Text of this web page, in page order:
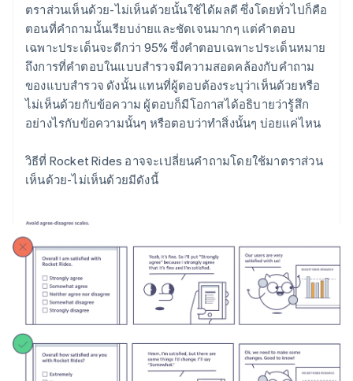
ตราส่วนเห็นด้วย-ไม่เห็นด้วยนั้นใช้ได้ผลดี ซึ่งโดยทั่วไปก็คือ
ตอนที่คำถามนั้นเรียบง่ายและชัดเจนมากๆ แต่คำตอบ
เฉพาะประเด็นจะดีกว่า 95% ซึ่งคำตอบเฉพาะประเด็นหมาย
ถึงการที่คำตอบในแบบสำรวจมีความสอดคล้องกับคำถาม
ของแบบสำรวจ ดังนั้น แทนที่ผู้ตอบต้องระบุว่าเห็นด้วยหรือ
ไม่เห็นด้วยกับข้อความ ผู้ตอบก็มีโอกาสได้อธิบายว่ารู้สึก
อย่างไรกับข้อความนั้นๆ หรือตอบว่าทำสิ่งนั้นๆ บ่อยแค่ไหน
วิธีที่ Rocket Rides อาจจะเปลี่ยนคำถามโดยใช้มาตราส่วน
เห็นด้วย-ไม่เห็นด้วยมีดังนี้